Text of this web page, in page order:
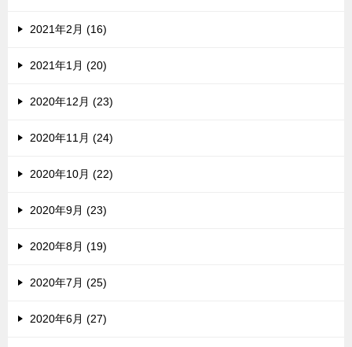
2021年2月 (16)
2021年1月 (20)
2020年12月 (23)
2020年11月 (24)
2020年10月 (22)
2020年9月 (23)
2020年8月 (19)
2020年7月 (25)
2020年6月 (27)